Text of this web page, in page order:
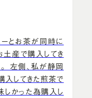
とお茶が同時に
土産で購入してき
左側、私が静岡
入してきた煎茶で
しかった為購入し